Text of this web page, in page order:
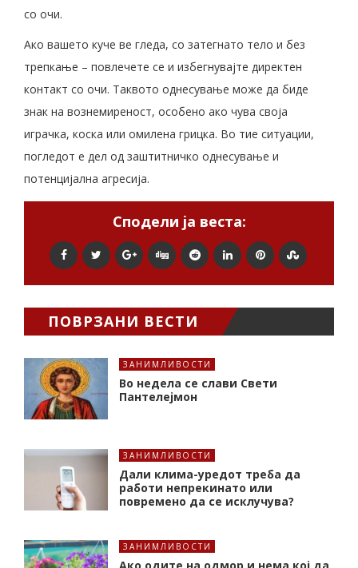
со очи.
Ако вашето куче ве гледа, со затегнато тело и без
трепкање – повлечете се и избегнувајте директен
контакт со очи. Таквото однесување може да биде
знак на вознемиреност, особено ако чува своја
играчка, коска или омилена грицка. Во тие ситуации,
погледот е дел од заштитничко однесување и
потенцијална агресија.
Сподели ја веста:
ПОВРЗАНИ ВЕСТИ
ЗАНИМЛИВОСТИ
Во недела се слави Свети
Пантелејмон
ЗАНИМЛИВОСТИ
Дали клима-уредот треба да
работи непрекинато или
повремено да се исклучува?
ЗАНИМЛИВОСТИ